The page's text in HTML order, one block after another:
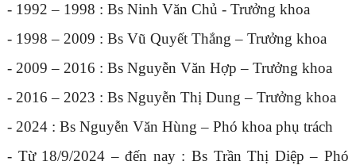
- 1992 – 1998 : Bs Ninh Văn Chủ - Trưởng khoa
- 1998 – 2009 : Bs Vũ Quyết Thắng – Trưởng khoa
- 2009 – 2016 : Bs Nguyễn Văn Hợp – Trưởng khoa
- 2016 – 2023 : Bs Nguyễn Thị Dung – Trưởng khoa
- 2024 : Bs Nguyễn Văn Hùng – Phó khoa phụ trách
- Từ 18/9/2024 – đến nay : Bs Trần Thị Diệp – Phó